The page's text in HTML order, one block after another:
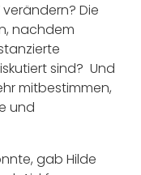
Die
nachdem
sind? Und
mitbestimmen,
und
gab Hilde